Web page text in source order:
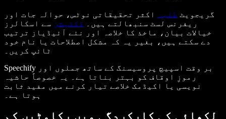
گریجویٹ طلبہ
اکثر تحقیقاتی نوٹس، حوالہ جات اور
ریفرنس لسٹ سنبھالتے ہیں۔
ڈکٹیشن سے اسکالرز
خیالات بیان، ماخذ کا خلاصہ اور نئے آئیڈیاز ترتیب
دے سکتے ہیں، بغیر یہ کہ مشکل اصطلاحات یا نام خود
ٹائپ کریں۔
Speechify بر وقت اسپیچ پروسیسنگ کے ساتھ جملوں اور
رموزِ اوقاف کو بہتر بناتا ہے۔ یہ خصوصاً حاشیہ
نویسی یا اکیڈمک خلاصے تیار کرنے میں مفید ثابت
ہوتا ہے۔
لکھائی کی کارکردگی میں رکاوٹیں کم